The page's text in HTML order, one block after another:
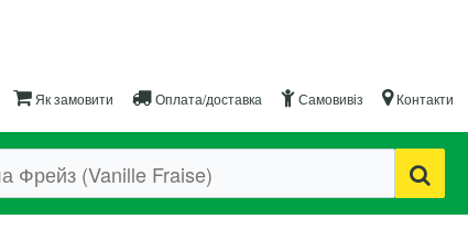
Як замовити Оплата/доставка Самовивіз Контакти